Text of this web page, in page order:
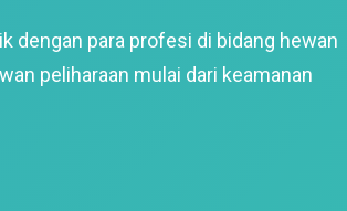
dengan para profesi di bidang hewan
peliharaan mulai dari keamanan